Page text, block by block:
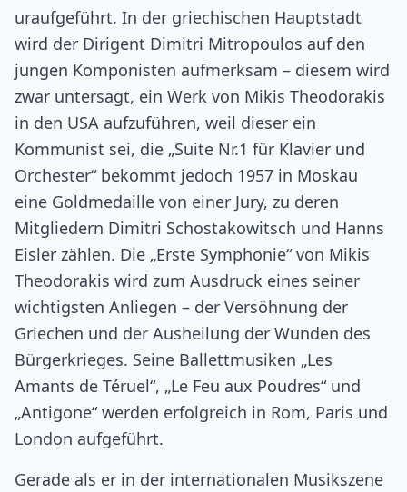
uraufgeführt. In der griechischen Hauptstadt
wird der Dirigent Dimitri Mitropoulos auf den
jungen Komponisten aufmerksam – diesem wird
zwar untersagt, ein Werk von Mikis Theodorakis
in den USA aufzuführen, weil dieser ein
Kommunist sei, die „Suite Nr.1 für Klavier und
Orchester“ bekommt jedoch 1957 in Moskau
eine Goldmedaille von einer Jury, zu deren
Mitgliedern Dimitri Schostakowitsch und Hanns
Eisler zählen. Die „Erste Symphonie“ von Mikis
Theodorakis wird zum Ausdruck eines seiner
wichtigsten Anliegen – der Versöhnung der
Griechen und der Ausheilung der Wunden des
Bürgerkrieges. Seine Ballettmusiken „Les
Amants de Téruel“, „Le Feu aux Poudres“ und
„Antigone“ werden erfolgreich in Rom, Paris und
London aufgeführt.
Gerade als er in der internationalen Musikszene